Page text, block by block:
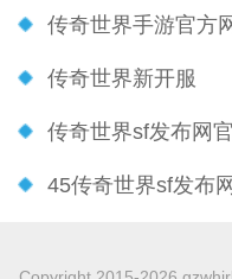
传奇世界手游官方
传奇世界新开服
传奇世界sf发布网
45传奇世界sf发布